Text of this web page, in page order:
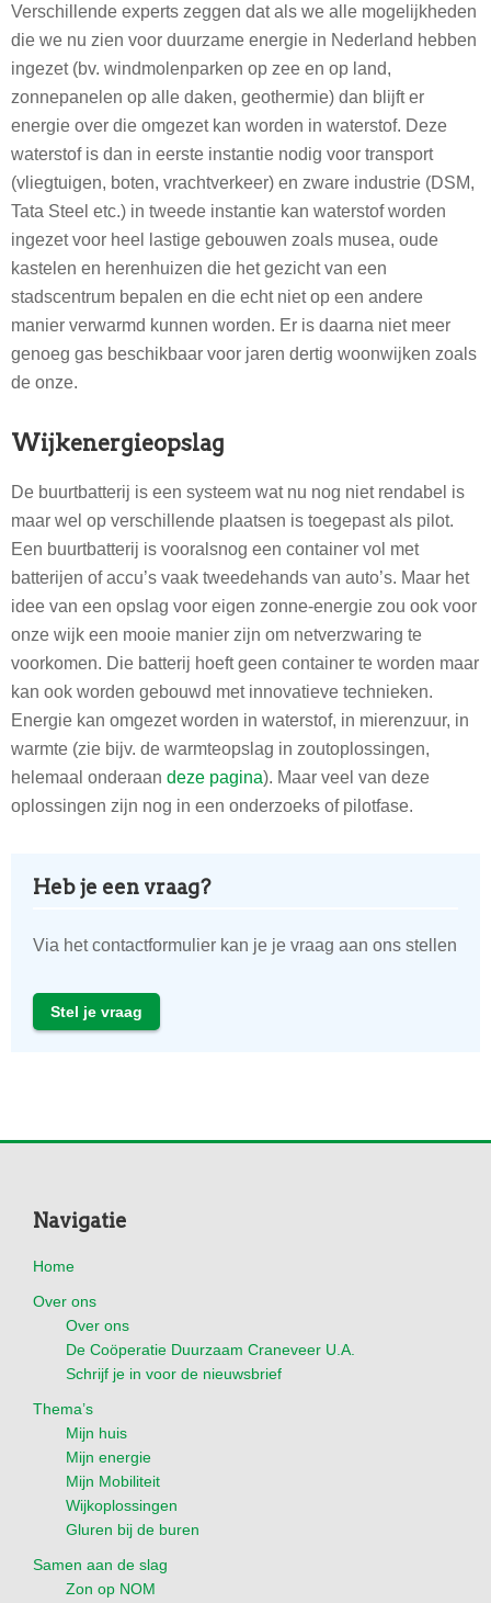
Verschillende experts zeggen dat als we alle mogelijkheden
die we nu zien voor duurzame energie in Nederland hebben
ingezet (bv. windmolenparken op zee en op land,
zonnepanelen op alle daken, geothermie) dan blijft er
energie over die omgezet kan worden in waterstof. Deze
waterstof is dan in eerste instantie nodig voor transport
(vliegtuigen, boten, vrachtverkeer) en zware industrie (DSM,
Tata Steel etc.) in tweede instantie kan waterstof worden
ingezet voor heel lastige gebouwen zoals musea, oude
kastelen en herenhuizen die het gezicht van een
stadscentrum bepalen en die echt niet op een andere
manier verwarmd kunnen worden. Er is daarna niet meer
genoeg gas beschikbaar voor jaren dertig woonwijken zoals
de onze.
Wijkenergieopslag
De buurtbatterij is een systeem wat nu nog niet rendabel is
maar wel op verschillende plaatsen is toegepast als pilot.
Een buurtbatterij is vooralsnog een container vol met
batterijen of accu’s vaak tweedehands van auto’s. Maar het
idee van een opslag voor eigen zonne-energie zou ook voor
onze wijk een mooie manier zijn om netverzwaring te
voorkomen. Die batterij hoeft geen container te worden maar
kan ook worden gebouwd met innovatieve technieken.
Energie kan omgezet worden in waterstof, in mierenzuur, in
warmte (zie bijv. de warmteopslag in zoutoplossingen,
helemaal onderaan deze pagina). Maar veel van deze
oplossingen zijn nog in een onderzoeks of pilotfase.
Heb je een vraag?
Via het contactformulier kan je je vraag aan ons stellen
Stel je vraag
Footer
Navigatie
Home
Over ons
Over ons
De Coöperatie Duurzaam Craneveer U.A.
Schrijf je in voor de nieuwsbrief
Thema’s
Mijn huis
Mijn energie
Mijn Mobiliteit
Wijkoplossingen
Gluren bij de buren
Samen aan de slag
Zon op NOM